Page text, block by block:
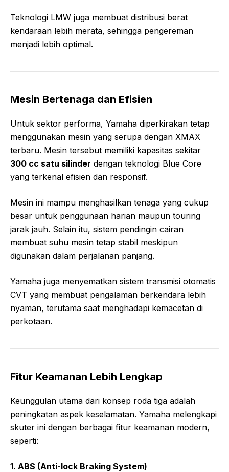
Teknologi LMW juga membuat distribusi berat
kendaraan lebih merata, sehingga pengereman
menjadi lebih optimal.
Mesin Bertenaga dan Efisien
Untuk sektor performa, Yamaha diperkirakan tetap
menggunakan mesin yang serupa dengan XMAX
terbaru. Mesin tersebut memiliki kapasitas sekitar
300 cc satu silinder dengan teknologi Blue Core
yang terkenal efisien dan responsif.
Mesin ini mampu menghasilkan tenaga yang cukup
besar untuk penggunaan harian maupun touring
jarak jauh. Selain itu, sistem pendingin cairan
membuat suhu mesin tetap stabil meskipun
digunakan dalam perjalanan panjang.
Yamaha juga menyematkan sistem transmisi otomatis
CVT yang membuat pengalaman berkendara lebih
nyaman, terutama saat menghadapi kemacetan di
perkotaan.
Fitur Keamanan Lebih Lengkap
Keunggulan utama dari konsep roda tiga adalah
peningkatan aspek keselamatan. Yamaha melengkapi
skuter ini dengan berbagai fitur keamanan modern,
seperti:
1. ABS (Anti-lock Braking System)